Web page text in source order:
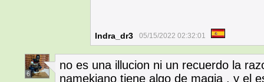
Indra_dr3 05/15/2022 02:32:01
6
no es una illucion ni un recuerdo la
namekiano tiene algo de magia , y el